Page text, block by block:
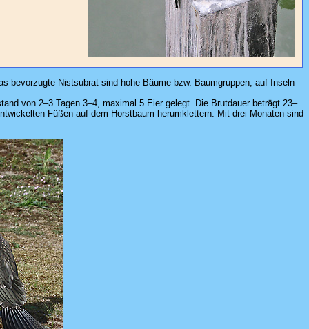
bevorzugte Nistsubrat sind hohe Bäume bzw. Baumgruppen, auf Inseln
von 2–3 Tagen 3–4, maximal 5 Eier gelegt. Die Brutdauer beträgt 23–
Füßen auf dem Horstbaum herumklettern. Mit drei Monaten sind